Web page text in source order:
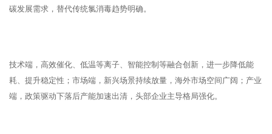
碳发展需求，替代传统氯消毒趋势明确。
技术端，高效催化、低温等离子、智能控制等融合创新，进一步降低能
耗、提升稳定性；市场端，新兴场景持续放量，海外市场空间广阔；产业
端，政策驱动下落后产能加速出清，头部企业主导格局强化。